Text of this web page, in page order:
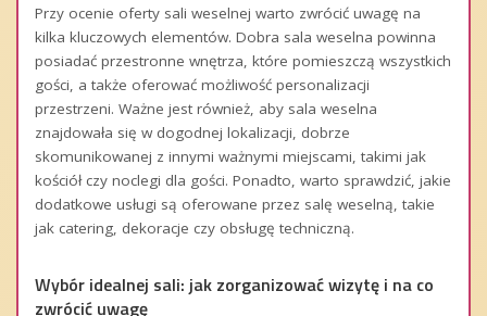
Przy ocenie oferty sali weselnej warto zwrócić uwagę na
kilka kluczowych elementów. Dobra sala weselna powinna
posiadać przestronne wnętrza, które pomieszczą wszystkich
gości, a także oferować możliwość personalizacji
przestrzeni. Ważne jest również, aby sala weselna
znajdowała się w dogodnej lokalizacji, dobrze
skomunikowanej z innymi ważnymi miejscami, takimi jak
kościół czy noclegi dla gości. Ponadto, warto sprawdzić, jakie
dodatkowe usługi są oferowane przez salę weselną, takie
jak catering, dekoracje czy obsługę techniczną.
Wybór idealnej sali: jak zorganizować wizytę i na co
zwrócić uwagę